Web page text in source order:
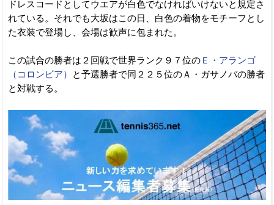
ドレスコードとしてウエアが白色でなければいけないと規定さ
れている。それでも大坂はこの日、白色の着物をモチーフとし
た衣装で登場し、会場は歓声に包まれた。
この試合の勝者は２回戦で世界ランク９７位の Ｅ・アランゴ
（コロンビア）
と予選勝者で同２２５位のＡ・ガサノバの勝者
と対戦する。